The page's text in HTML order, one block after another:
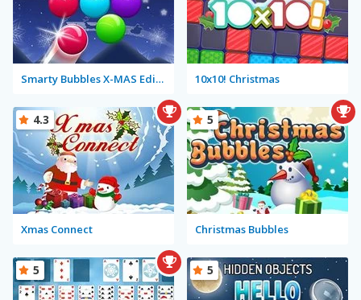
Smarty Bubbles X-MAS Edition 10x10! Christmas
Xmas Connect
4.3
Christmas Bubbles
5
5 5